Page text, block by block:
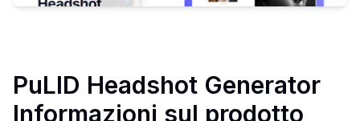
PuLID Headshot Generator
Informazioni sul prodotto